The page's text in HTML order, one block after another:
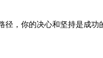
你的决心和坚持是成功